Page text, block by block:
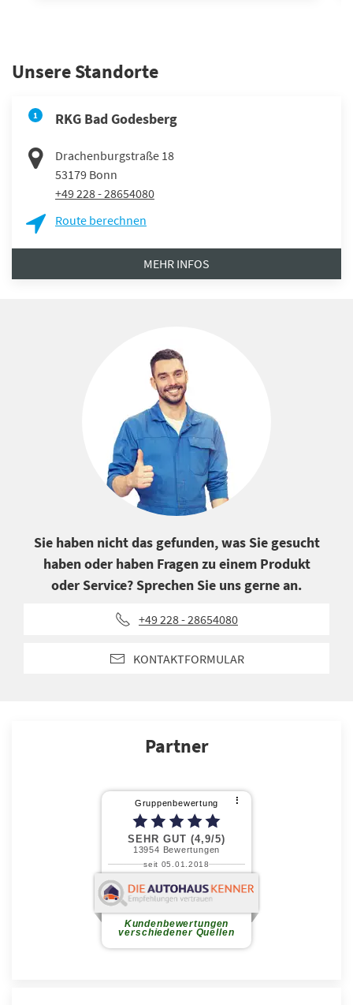
Unsere Standorte
1 RKG Bad Godesberg
Drachenburgstraße 18
53179 Bonn
+49 228 - 28654080
Route berechnen
MEHR INFOS
Sie haben nicht das gefunden, was Sie gesucht
haben oder haben Fragen zu einem Produkt
oder Service? Sprechen Sie uns gerne an.
+49 228 - 28654080
KONTAKTFORMULAR
Partner